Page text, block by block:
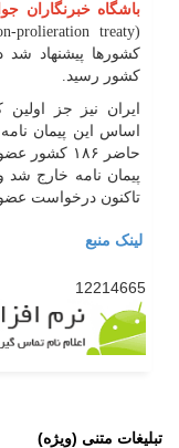
باشگاه خبرنگاران
کشور رسید.
ایران نیز جز
اساس این پیمان
حاضر ۱۸۶
پیمان نامه خارج شد
تاکنون درخواست
لینک منبع
12214665
تبلیغات متنی (ویژه)